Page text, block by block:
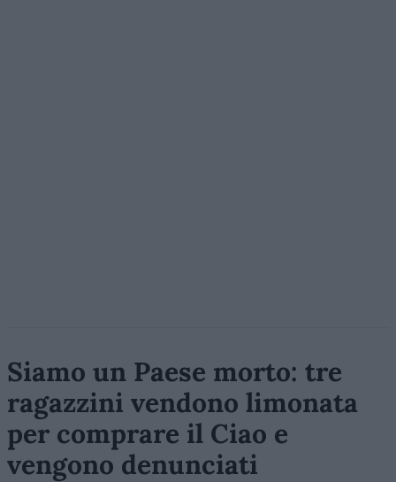
Siamo un Paese morto: tre
ragazzini vendono limonata
per comprare il Ciao e
vengono denunciati